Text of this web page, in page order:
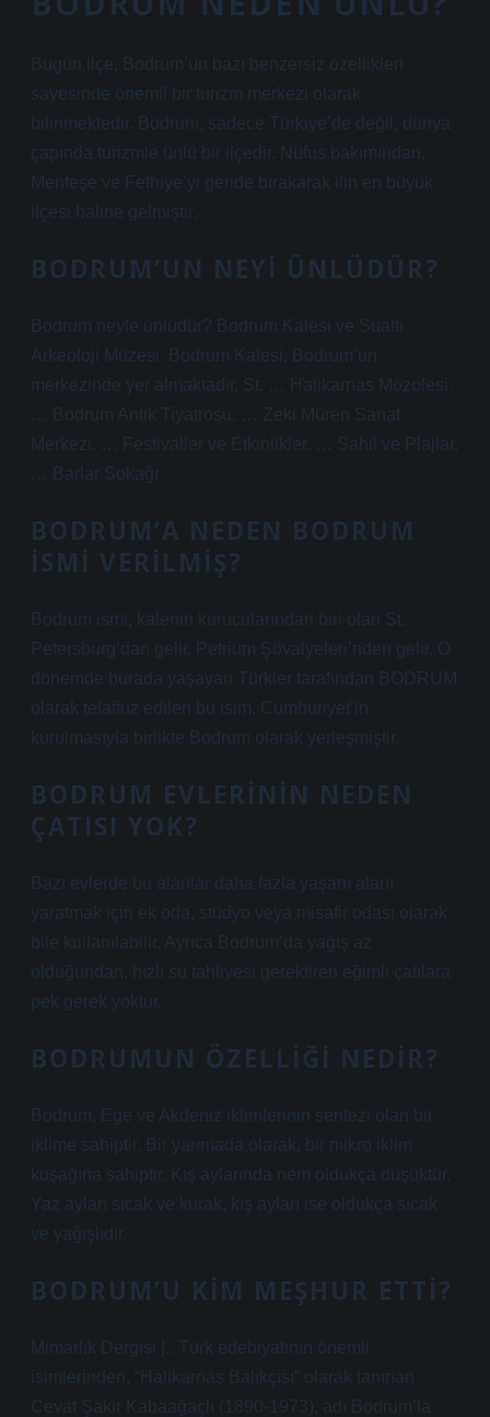
Bugün ilçe, Bodrum’un bazı benzersiz özellikleri
sayesinde önemli bir turizm merkezi olarak
bilinmektedir. Bodrum, sadece Türkiye’de değil, dünya
çapında turizmle ünlü bir ilçedir. Nüfus bakımından,
Menteşe ve Fethiye’yi geride bırakarak ilin en büyük
ilçesi haline gelmiştir.
BODRUM’UN NEYI ÜNLÜDÜR?
Bodrum neyle ünlüdür? Bodrum Kalesi ve Sualtı
Arkeoloji Müzesi. Bodrum Kalesi, Bodrum’un
merkezinde yer almaktadır, St. … Halikarnas Mozolesi.
… Bodrum Antik Tiyatrosu. … Zeki Müren Sanat
Merkezi. … Festivaller ve Etkinlikler. … Sahil ve Plajlar.
… Barlar Sokağı
BODRUM’A NEDEN BODRUM
ISMI VERILMIŞ?
Bodrum ismi, kalenin kurucularından biri olan St.
Petersburg’dan gelir. Petrium Şövalyeleri’nden gelir. O
dönemde burada yaşayan Türkler tarafından BODRUM
olarak telaffuz edilen bu isim, Cumhuriyet’in
kurulmasıyla birlikte Bodrum olarak yerleşmiştir.
BODRUM EVLERININ NEDEN
ÇATISI YOK?
Bazı evlerde bu alanlar daha fazla yaşam alanı
yaratmak için ek oda, stüdyo veya misafir odası olarak
bile kullanılabilir. Ayrıca Bodrum’da yağış az
olduğundan, hızlı su tahliyesi gerektiren eğimli çatılara
pek gerek yoktur.
BODRUMUN ÖZELLIĞI NEDIR?
Bodrum, Ege ve Akdeniz iklimlerinin sentezi olan bir
iklime sahiptir. Bir yarımada olarak, bir mikro iklim
kuşağına sahiptir. Kış aylarında nem oldukça düşüktür.
Yaz ayları sıcak ve kurak, kış ayları ise oldukça sıcak
ve yağışlıdır.
BODRUM’U KIM MEŞHUR ETTI?
Mimarlık Dergisi |.. Türk edebiyatının önemli
isimlerinden, “Halikarnas Balıkçısı” olarak tanınan
Cevat Şakir Kabaağaçlı (1890-1973), adı Bodrum’la